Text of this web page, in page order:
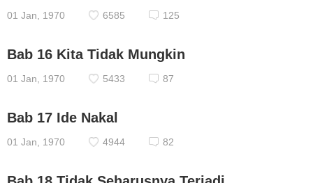
01 Jan, 1970 6585 125
Bab 16 Kita Tidak Mungkin
01 Jan, 1970 5433 87
Bab 17 Ide Nakal
01 Jan, 1970 4944 82